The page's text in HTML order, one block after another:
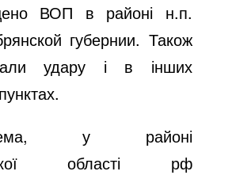
ВОП в районі н.п.
губернии. Також
удару і в інших
у районі
області рф